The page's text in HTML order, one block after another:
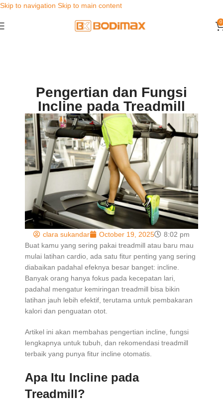
Skip to navigation Skip to main content
0
Pengertian dan Fungsi
Incline pada Treadmill
clara sukandar October 19, 2025
8:02 pm
Buat kamu yang sering pakai treadmill atau baru mau
mulai latihan cardio, ada satu fitur penting yang sering
diabaikan padahal efeknya besar banget: incline.
Banyak orang hanya fokus pada kecepatan lari,
padahal mengatur kemiringan treadmill bisa bikin
latihan jauh lebih efektif, terutama untuk pembakaran
kalori dan penguatan otot.
Artikel ini akan membahas pengertian incline, fungsi
lengkapnya untuk tubuh, dan rekomendasi treadmill
terbaik yang punya fitur incline otomatis.
Apa Itu Incline pada
Treadmill?